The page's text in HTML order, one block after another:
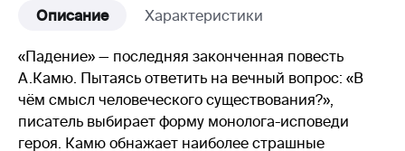
Описание Характеристики
«Падение» — последняя законченная повесть
А.Камю. Пытаясь ответить на вечный вопрос: «В
чём смысл человеческого существования?»,
писатель выбирает форму монолога-исповеди
героя. Камю обнажает наиболее страшные